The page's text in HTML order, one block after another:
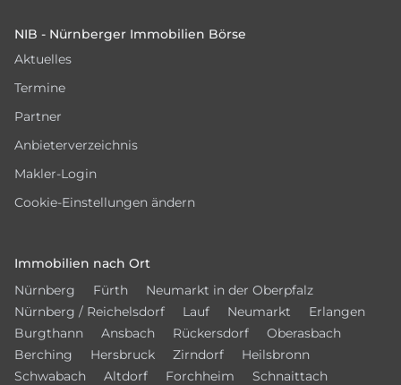
NIB - Nürnberger Immobilien Börse
Aktuelles
Termine
Partner
Anbieterverzeichnis
Makler-Login
Cookie-Einstellungen ändern
Immobilien nach Ort
Nürnberg
Fürth
Neumarkt in der Oberpfalz
Nürnberg / Reichelsdorf
Lauf Neumarkt
Erlangen
Burgthann
Ansbach Rückersdorf
Oberasbach
Berching
Hersbruck Zirndorf
Heilsbronn
Schwabach
Altdorf Forchheim
Schnaittach